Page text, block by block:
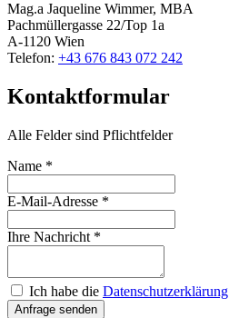
Mag.a Jaqueline Wimmer, MBA
Pachmüllergasse 22/Top 1a
A-1120 Wien
Telefon: +43 676 843 072 242
Kontaktformular
Alle Felder sind Pflichtfelder
Name *
E-Mail-Adresse *
Ihre Nachricht *
Ich habe die Datenschutzerklärung
Anfrage senden